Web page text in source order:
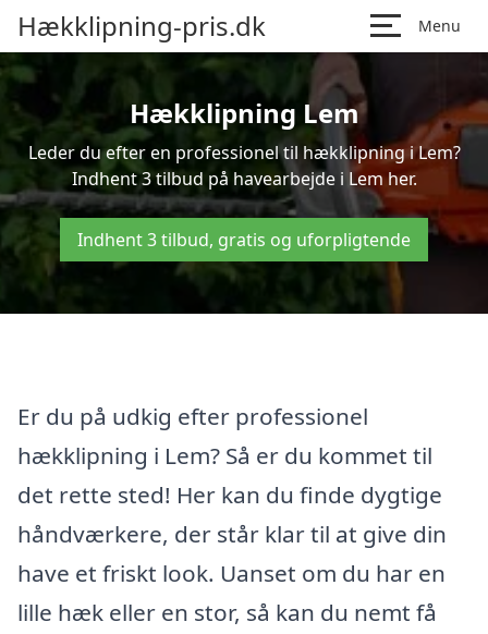
Hækklipning-pris.dk Menu
Hækklipning Lem
Leder du efter en professionel til hækklipning i Lem?
Indhent 3 tilbud på havearbejde i Lem her.
Indhent 3 tilbud, gratis og uforpligtende
Er du på udkig efter professionel
hækklipning i Lem? Så er du kommet til
det rette sted! Her kan du finde dygtige
håndværkere, der står klar til at give din
have et friskt look. Uanset om du har en
lille hæk eller en stor, så kan du nemt få